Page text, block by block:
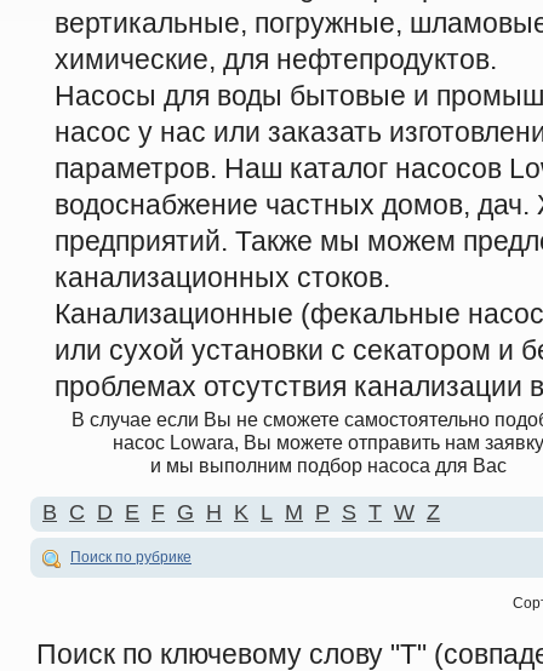
вертикальные, погружные,
химические, для нефтепродуктов.
Насосы для воды бытовые и
насос у нас или заказать
параметров. Наш каталог насосов
водоснабжение частных домов,
предприятий. Также мы можем
канализационных стоков.
Канализационные (фекальные
или сухой установки с секатором и
проблемах отсутствия
В случае если Вы не сможете самостоятельно
насос Lowara, Вы можете отправить нам заявку
и мы выполним подбор насоса для Вас
B C D E F G H K L M P S T W Z
Поиск по рубрике
Поиск по ключевому слову "T"